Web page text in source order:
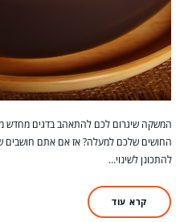
המשקה שיגרום לכם להתאהב בדגים מחדש
החושים שלכם למעלה? אז אם אתם
להתכונן לשינוי…
קרא עוד